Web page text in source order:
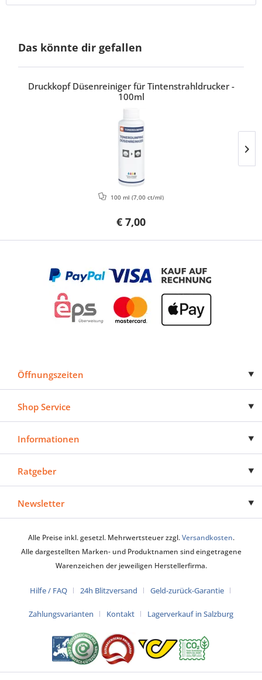
Das könnte dir gefallen
Druckkopf Düsenreiniger für Tintenstrahldrucker -
100ml
€ 7,00
100 ml (7,00 ct/ml)
Öffnungszeiten
Shop Service
Informationen
Ratgeber
Newsletter
Alle Preise inkl. gesetzl. Mehrwertsteuer zzgl.Versandkosten.
Alle dargestellten Marken- und Produktnamen sind eingetragene
Warenzeichen der jeweiligen Herstellerfirma.
Hilfe / FAQ 24h Blitzversand Geld-zurück-Garantie
Zahlungsvarianten Kontakt Lagerverkauf in Salzburg